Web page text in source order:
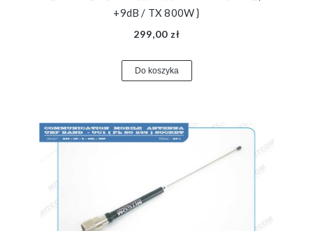
+9dB / TX 800W }
299,00 zł
Do koszyka